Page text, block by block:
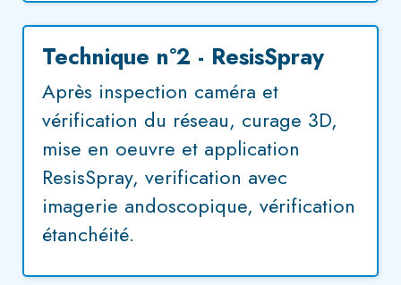
Technique n°2 - ResisSpray
Après inspection caméra et
vérification du réseau, curage 3D,
mise en oeuvre et application
ResisSpray, verification avec
imagerie andoscopique, vérification
étanchéité.